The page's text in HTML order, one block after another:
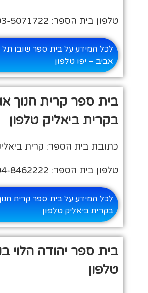
טלפון בית הספר: 03-5071722
לכל המידע על בית ספר שובו תל
אביב – יפו טלפון
בית ספר קרית חנוך
בקרית ביאליק טלפון
כתובת בית הספר: קרית ביאליק
טלפון בית הספר: 04-8462222
לכל המידע על בית ספר קרית
בקרית ביאליק טלפון
בית ספר יהודה הלוי
טלפון